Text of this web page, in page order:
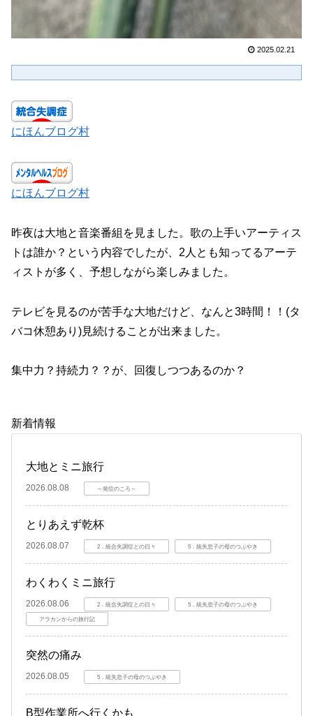
2025.02.21
にほんブログ村
にほんブログ村
昨夜は大地と音楽番組を見ました。歌の上手いアーティス
トは誰か？という内容でしたが、2人とも知ってるアーテ
ィストが多く、予想しながら楽しみました。
テレビを見るのが苦手な大地だけど、なんと3時間！！(タ
バコ休憩あり)見続けることが出来ました。
集中力？持続力？？が、回復しつつあるのか？
新着情報
大地とミニ旅行
2026.08.08 ～発症のころ～
とりあえず乾杯
2026.08.07 2．統合失調症との日々 5．統失息子の母のつぶやき
わくわくミニ旅行
2026.08.06 2．統合失調症との日々 5．統失息子の母のつぶやき
アラカンからの旅行記
突然の痛み
2026.08.05 5．統失息子の母のつぶやき
B型作業所へ行くかも